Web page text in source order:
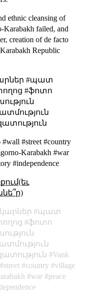
ethnic cleansing of
Karabakh failed, and
creation of de facto
Republic
#պատ
#ֆոտո
#street #country
Karabakh #war
#independence
պատ
ֆոտո
Vank
street country
village
war
peace